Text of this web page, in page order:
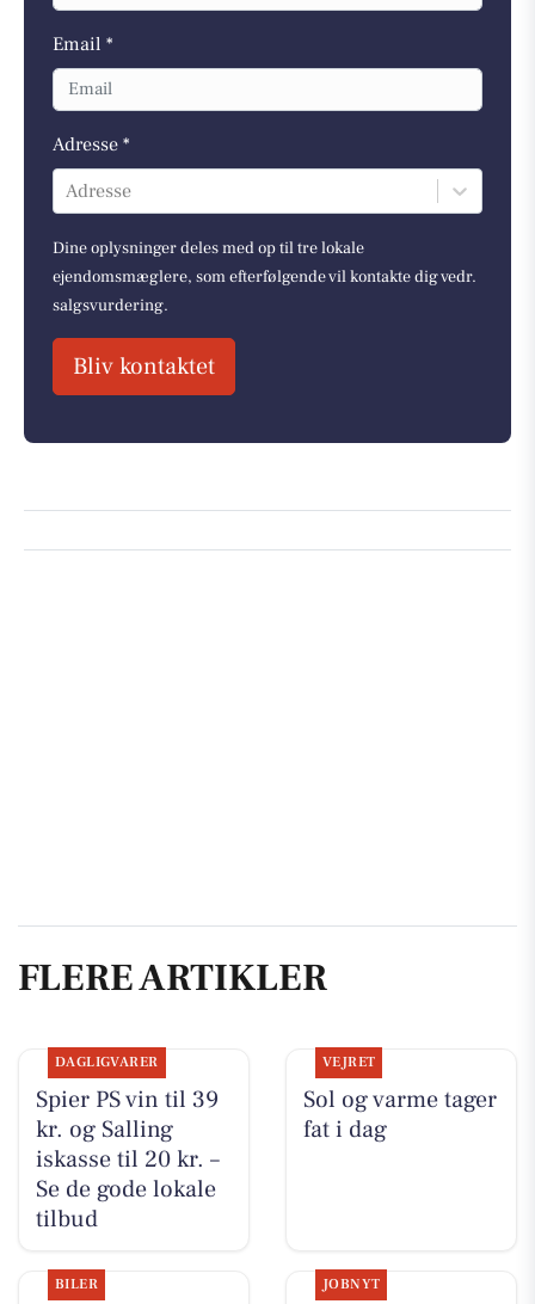
Email *
Adresse *
Adresse
Dine oplysninger deles med op til tre lokale
ejendomsmæglere, som efterfølgende vil kontakte dig vedr.
salgsvurdering.
Bliv kontaktet
FLERE ARTIKLER
DAGLIGVARER
Spier PS vin til 39
kr. og Salling
iskasse til 20 kr. –
Se de gode lokale
tilbud
VEJRET
Sol og varme tager
fat i dag
BILER JOBNYT